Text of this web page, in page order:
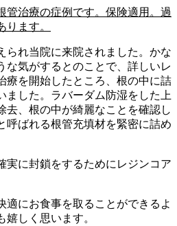
管治療の症例です。保険適用。過
ります。
られ当院に来院されました。かな
な気がするとのことで、詳しいレ
療を開始したところ、根の中に詰
ました。ラバーダム防湿をした上
去、根の中が綺麗なことを確認し
呼ばれる根管充填材を緊密に詰め
実に封鎖をするためにレジンコア
適にお食事を取ることができるよ
嬉しく思います。